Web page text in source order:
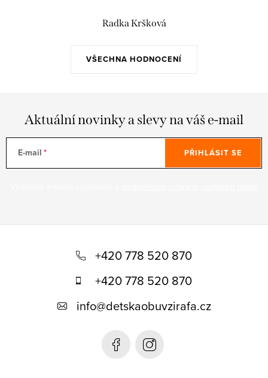
VŠECHNA HODNOCENÍ
Radka Kršková
Aktuální novinky a slevy na váš e-mail
E-mail PŘIHLÁSIT SE
+420 778 520 870
+420 778 520 870
info@detskaobuvzirafa.cz